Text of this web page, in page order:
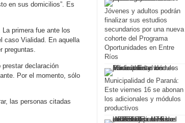
en sus domicilios”. Es
primera fue ante los
caso Vialidad. En aquella
preguntas.
declaración
Por el momento, sólo
las personas citadas
Jóvenes y adultos podrán
finalizar sus estudios
secundarios por una nueva
cohorte del Programa
Oportunidades en Entre
Ríos
Municipalidad de Paraná:
Este viernes 16 se abonan
los adicionales y módulos
productivos